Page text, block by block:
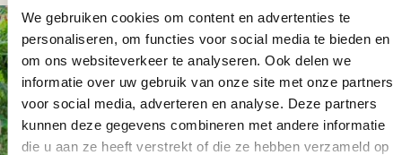
We gebruiken cookies om content en advertenties te
personaliseren, om functies voor social media te bieden en
om ons websiteverkeer te analyseren. Ook delen we
informatie over uw gebruik van onze site met onze partners
voor social media, adverteren en analyse. Deze partners
kunnen deze gegevens combineren met andere informatie
die u aan ze heeft verstrekt of die ze hebben verzameld op